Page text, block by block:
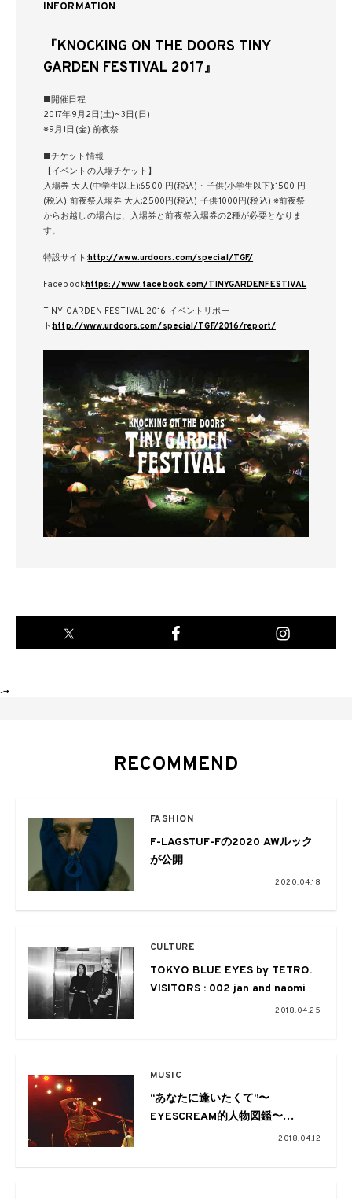
INFORMATION
『KNOCKING ON THE DOORS TINY
GARDEN FESTIVAL 2017』
■開催日程
2017年9月2日(土)~3日(日)
※9月1日(金) 前夜祭
■チケット情報
【イベントの入場チケット】
入場券 大人(中学生以上):6500 円(税込)・子供(小学生以下):1500 円
(税込) 前夜祭入場券 大人:2500円(税込) 子供:1000円(税込) ※前夜祭
からお越しの場合は、入場券と前夜祭入場券の2種が必要となりま
す。
特設サイト:http://www.urdoors.com/special/TGF/
Facebook:https://www.facebook.com/TINYGARDENFESTIVAL
TINY GARDEN FESTIVAL 2016 イベントリポー
ト:http://www.urdoors.com/special/TGF/2016/report/
-->
RECOMMEND
FASHION
F-LAGSTUF-Fの2020 AWルック
が公開
2020.04.18
CULTURE
TOKYO BLUE EYES by TETRO.
VISITORS : 002 jan and naomi
2018.04.25
MUSIC
“あなたに逢いたくて”〜
EYESCREAM的人物図鑑〜
Page.02 神出鬼没のスーパーバン
2018.04.12